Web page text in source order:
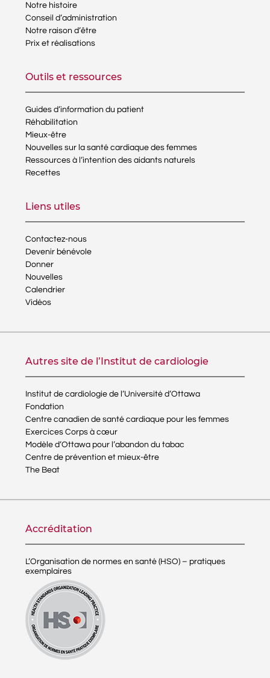
Notre histoire
Conseil d’administration
Notre raison d’être
Prix et réalisations
Outils et ressources
Guides d’information du patient
Réhabilitation
Mieux-être
Nouvelles sur la santé cardiaque des femmes
Ressources à l’intention des aidants naturels
Recettes
Liens utiles
Contactez-nous
Devenir bénévole
Donner
Nouvelles
Calendrier
Vidéos
Autres site de l’Institut de cardiologie
Institut de cardiologie de l’Université d’Ottawa
Fondation
Centre canadien de santé cardiaque pour les femmes
Exercices Corps à cœur
Modèle d’Ottawa pour l’abandon du tabac
Centre de prévention et mieux-être
The Beat
Accréditation
L’Organisation de normes en santé (HSO) – pratiques
exemplaires